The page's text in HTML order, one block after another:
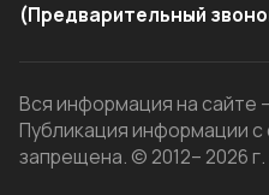
(Предварительный
Вся информация на сайте
Публикация информации с
запрещена. © 2012– 2026